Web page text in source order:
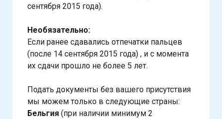
сентября 2015 года).
Необязательно:
Если ранее сдавались отпечатки пальцев
(после 14 сентября 2015 года) , и с момента
их сдачи прошло не более 5 лет.
Подать документы без вашего присутствия
мы можем только в следующие страны:
Бельгия (при наличии минимум 2